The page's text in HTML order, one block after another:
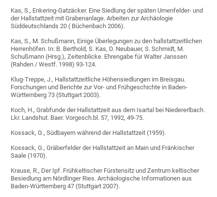
Kas, S., Enkering-Gatzäcker. Eine Siedlung der späten Urnenfelder- und
der Hallstattzeit mit Grabenanlage. Arbeiten zur Archäologie
Süddeutschlands 20 ( Büchenbach 2006).
Kas, S., M. Schußmann, Einige Überlegungen zu den hallstattzeitlichen
Herrenhöfen. In: B. Berthold, S. Kas, D. Neubauer, S. Schmidt, M.
Schußmann (Hrsg.), Zeitenblicke. Ehrengabe für Walter Janssen
(Rahden / Westf. 1998) 93-124.
Klug-Treppe, J., Hallstattzeitliche Höhensiedlungen im Breisgau.
Forschungen und Berichte zur Vor- und Frühgeschichte in Baden-
Württemberg 73 (Stuttgart 2003).
Koch, H., Grabfunde der Hallstattzeit aus dem Isartal bei Niedererlbach.
Lkr. Landshut. Baer. Vorgesch.bl. 57, 1992, 49-75.
Kossack, G., Südbayern während der Hallstattzeit (1959).
Kossack, G., Gräberfelder der Hallstattzeit an Main und Fränkischer
Saale (1970).
Krause, R., Der Ipf. Frühkeltischer Fürstensitz und Zentrum keltischer
Besiedlung am Nördlinger Ries. Archäologische Informationen aus
Baden-Württemberg 47 (Stuttgart 2007).